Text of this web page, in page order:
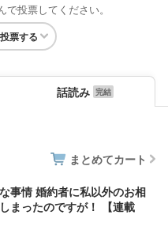
投票してください。
票する
話読み
まとめてカート
事情 婚約者に私以外のお相
まったのですが！ 【連載